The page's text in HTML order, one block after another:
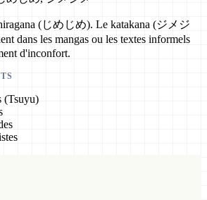
(じめじめ). Le katakana (ジメジ
dans les mangas ou les textes informels
d'inconfort.
(Tsuyu)